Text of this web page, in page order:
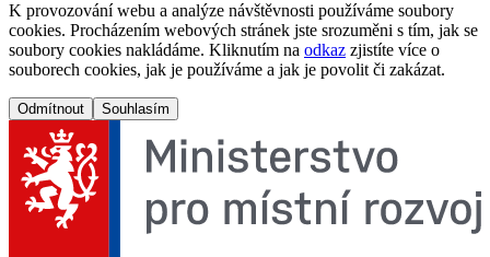
K provozování webu a analýze návštěvnosti používáme soubory
cookies. Procházením webových stránek jste srozuměni s tím, jak se
soubory cookies nakládáme. Kliknutím na odkaz zjistíte více o
souborech cookies, jak je používáme a jak je povolit či zakázat.
Odmítnout Souhlasím